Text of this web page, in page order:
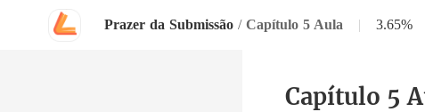
Prazer da Submissão / Capítulo 5 Aula | 3.65%
Capítulo 5